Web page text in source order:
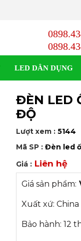
LED DÂN DỤNG
ĐÈN LED
ĐỘ
Lượt xem : 5144
Mã SP : Đèn led
Giá : Liên hệ
Giá sản phẩm:
Xuất xứ: China
Bảo hành: 12